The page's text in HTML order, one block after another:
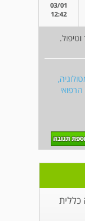
03/01
12:42
כללית